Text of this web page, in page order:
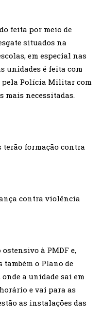
feita por meio de
situados na
em especial nas
unidades é feita com
pela Polícia Militar com
mais necessitadas.
terão formação contra
contra violência
à PMDF e,
o Plano de
a unidade sai em
e vai para as
as instalações das